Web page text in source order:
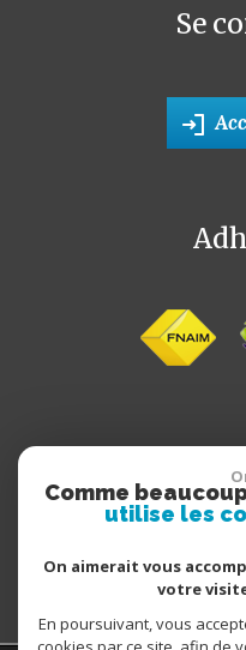
Se
Comme
utilise les
On aimerait vous
votre
En poursuivant, vous